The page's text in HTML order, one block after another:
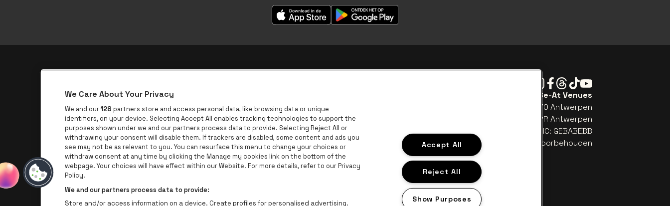
be•at App
be•at Tickets
be•at Business
Nieuws
Pers
Contact
Instagram
Facebook
Threads
TiktokYoutube
Be-At Venues
Schijnpoortweg 119, 2170 Antwerpen
BTW (BE) 0461.051.688 - RPR Antwerpen
BNP Paribas Fortis - IBAN: BE93 2200 4925 0067 - BIC: GEBABEBB
© be•at - Alle rechten voorbehouden
We Care About Your Privacy
We and our128 partners store and access personal data, like browsing data or unique
identifiers, on your device. Selecting Accept All enables tracking technologies to support the
purposes shown under we and our partners process data to provide. Selecting Reject All or
withdrawing your consent will disable them. If trackers are disabled, some content and ads you
see may not be as relevant to you. You can resurface this menu to change your choices or
withdraw consent at any time by clicking the Manage my cookies link on the bottom of the
webpage. Your choices will have effect within our Website. For more details, refer to our Privacy
Policy.
We and our partners process data to provide:
Store and/or access information on a device. Create profiles for personalised advertising.
Accept All
Reject All
Show Purposes